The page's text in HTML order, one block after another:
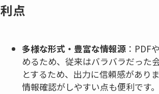
利点
多様な形式・豊富な情報源：PDF
めるため、従来はバラバラだった
とするため、出力に信頼感があり
情報確認がしやすい点も便利です。